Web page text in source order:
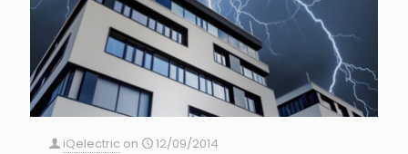
iQelectric on
12/09/2014